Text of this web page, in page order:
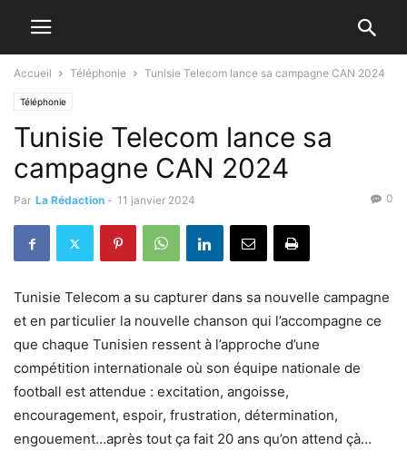
Accueil Téléphonie Tunisie Telecom lance sa campagne CAN 2024
Téléphonie
Tunisie Telecom lance sa
campagne CAN 2024
Par La Rédaction - 11 janvier 2024 0
Tunisie Telecom a su capturer dans sa nouvelle campagne
et en particulier la nouvelle chanson qui l’accompagne ce
que chaque Tunisien ressent à l’approche d’une
compétition internationale où son équipe nationale de
football est attendue : excitation, angoisse,
encouragement, espoir, frustration, détermination,
engouement…après tout ça fait 20 ans qu’on attend çà…